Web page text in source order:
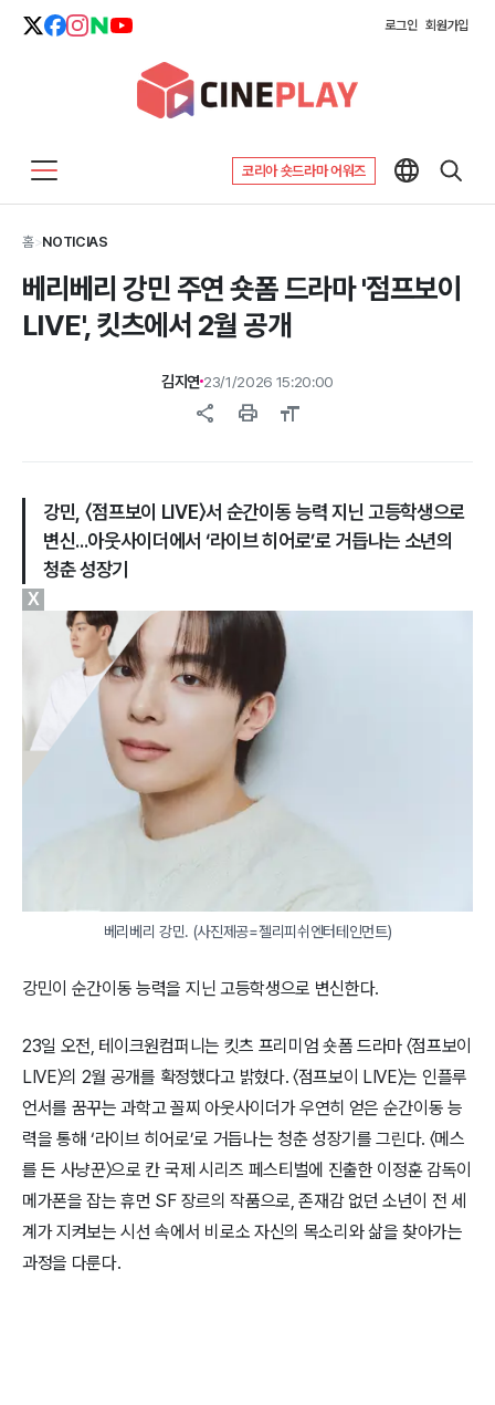
로그인 회원가입
코리아 숏드라마 어워즈
홈>NOTICIAS
베리베리 강민 주연 숏폼 드라마 '점프보이
LIVE', 킷츠에서 2월 공개
김지연 23/1/2026 15:20:00
share print format_size
강민, 〈점프보이 LIVE〉서 순간이동 능력 지닌 고등학생으로
변신...아웃사이더에서 ‘라이브 히어로’로 거듭나는 소년의
청춘 성장기
베리베리 강민. (사진제공=젤리피쉬엔터테인먼트)
강민이 순간이동 능력을 지닌 고등학생으로 변신한다.
23일 오전, 테이크원컴퍼니는 킷츠 프리미엄 숏폼 드라마 〈점프보이
LIVE〉의 2월 공개를 확정했다고 밝혔다. 〈점프보이 LIVE〉는 인플루
언서를 꿈꾸는 과학고 꼴찌 아웃사이더가 우연히 얻은 순간이동 능
력을 통해 ‘라이브 히어로’로 거듭나는 청춘 성장기를 그린다. 〈메스
를 든 사냥꾼〉으로 칸 국제 시리즈 페스티벌에 진출한 이정훈 감독이
메가폰을 잡는 휴먼 SF 장르의 작품으로, 존재감 없던 소년이 전 세
계가 지켜보는 시선 속에서 비로소 자신의 목소리와 삶을 찾아가는
과정을 다룬다.
X